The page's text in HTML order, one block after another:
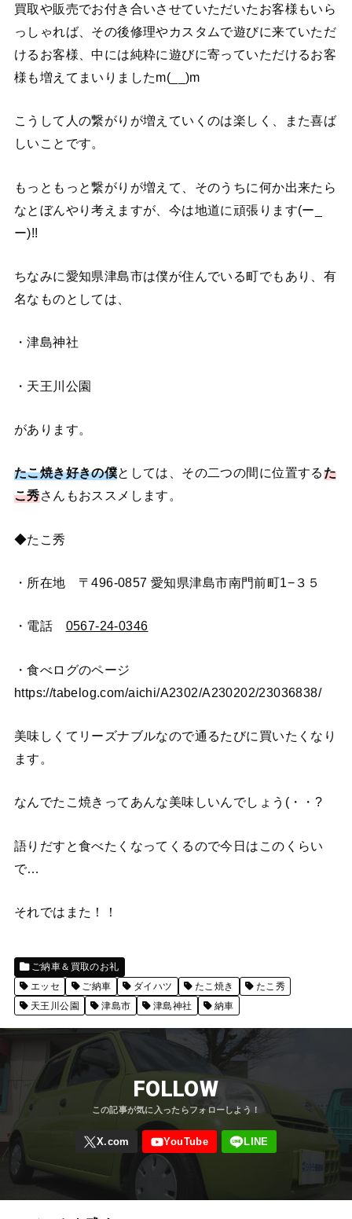
買取や販売でお付き合いさせていただいたお客様もいら
っしゃれば、その後修理やカスタムで遊びに来ていただ
けるお客様、中には純粋に遊びに寄っていただけるお客
様も増えてまいりましたm(__)m
こうして人の繋がりが増えていくのは楽しく、また喜ば
しいことです。
もっともっと繋がりが増えて、そのうちに何か出来たら
なとぼんやり考えますが、今は地道に頑張ります(ー_
ー)!!
ちなみに愛知県津島市は僕が住んでいる町でもあり、有
名なものとしては、
・津島神社
・天王川公園
があります。
たこ焼き好きの僕としては、その二つの間に位置するた
こ秀さんもおススメします。
◆たこ秀
・所在地 〒496-0857 愛知県津島市南門前町1−３５
・電話 0567-24-0346
・食べログのページ
https://tabelog.com/aichi/A2302/A230202/23036838/
美味しくてリーズナブルなので通るたびに買いたくなり
ます。
なんでたこ焼きってあんな美味しいんでしょう(・・?
語りだすと食べたくなってくるので今日はこのくらい
で…
それではまた！！
ご納車＆買取のお礼
エッセ
ご納車 ダイハツ たこ焼き
たこ秀
天王川公園
津島市 津島神社 納車
FOLLOW